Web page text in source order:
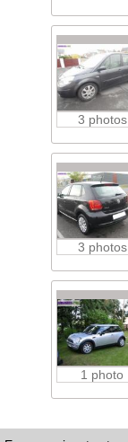
3 photos
3 photos
1 photo